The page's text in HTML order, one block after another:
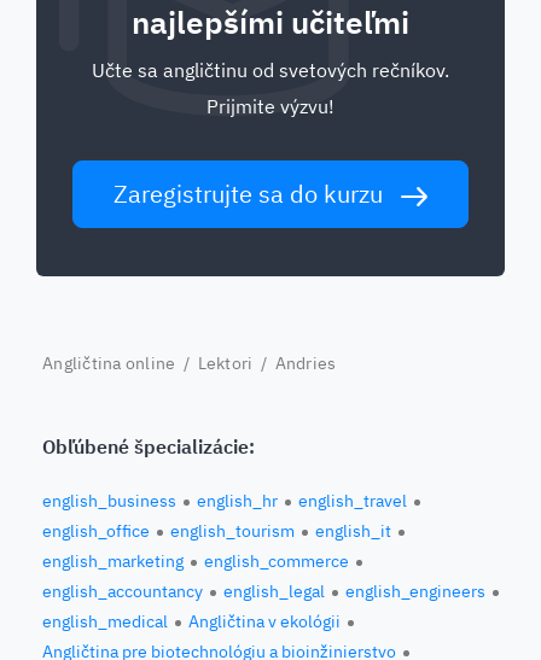
najlepšími učiteľmi
Učte sa angličtinu od svetových rečníkov.
Prijmite výzvu!
Zaregistrujte sa do kurzu
Angličtina online / Lektori / Andries
Obľúbené špecializácie:
english_business english_hr
english_travel
english_office
english_tourism
english_it
english_marketing
english_commerce
english_accountancy
english_legal
english_engineers
english_medical
Angličtina v ekológii
Angličtina pre biotechnológiu a bioinžinierstvo